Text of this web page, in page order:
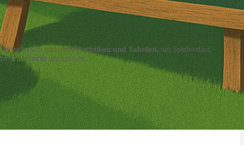
ist textbasiert und nutztStatistiken und Tabellen, um Spielverlauf,
deine Taktik anzupassen.